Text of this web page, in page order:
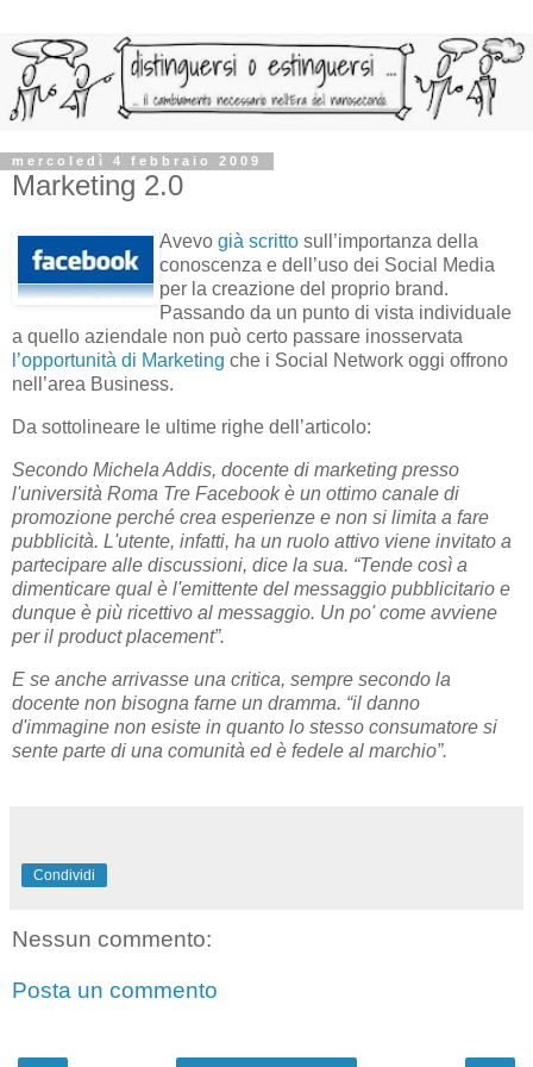
mercoledì 4 febbraio 2009
Marketing 2.0
Avevo già scritto sull’importanza della
conoscenza e dell’uso dei Social Media
per la creazione del proprio brand.
Passando da un punto di vista individuale
a quello aziendale non può certo passare inosservata
l’opportunità di Marketing che i Social Network oggi offrono
nell’area Business.
Da sottolineare le ultime righe dell’articolo:
Secondo Michela Addis, docente di marketing presso
l'università Roma Tre Facebook è un ottimo canale di
promozione perché crea esperienze e non si limita a fare
pubblicità. L'utente, infatti, ha un ruolo attivo viene invitato a
partecipare alle discussioni, dice la sua. “Tende così a
dimenticare qual è l'emittente del messaggio pubblicitario e
dunque è più ricettivo al messaggio. Un po' come avviene
per il product placement”.
E se anche arrivasse una critica, sempre secondo la
docente non bisogna farne un dramma. “il danno
d'immagine non esiste in quanto lo stesso consumatore si
sente parte di una comunità ed è fedele al marchio”.
Condividi
Nessun commento:
Posta un commento